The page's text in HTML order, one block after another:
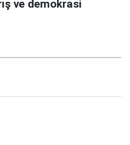
ve demokrasi